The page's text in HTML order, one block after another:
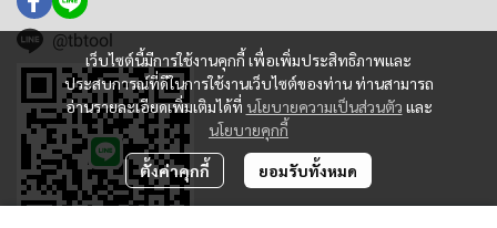
เว็บไซต์นี้มีการใช้งานคุกกี้ เพื่อเพิ่มประสิทธิภาพและ
ประสบการณ์ที่ดีในการใช้งานเว็บไซต์ของท่าน ท่านสามารถ
อ่านรายละเอียดเพิ่มเติมได้ที่ นโยบายความเป็นส่วนตัว และ
นโยบายคุกกี้
ตั้งค่าคุกกี้ ยอมรับทั้งหมด
@tbtool